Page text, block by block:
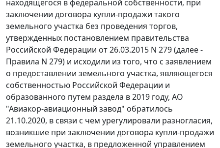
находящегося в федеральной собственности, при
заключении договора купли-продажи такого
земельного участка без проведения торгов,
утвержденных постановлением правительства
Российской Федерации от 26.03.2015 N 279 (далее -
Правила N 279) и исходили из того, что с заявлением
о предоставлении земельного участка, являющегося
собственностью Российской Федерации и
образованного путем раздела в 2019 году, АО
"Авиакор-авиационный завод" обратилось
21.10.2020, в связи с чем урегулировали разногласия,
возникшие при заключении договора купли-продажи
земельного участка, в предложенной управлением